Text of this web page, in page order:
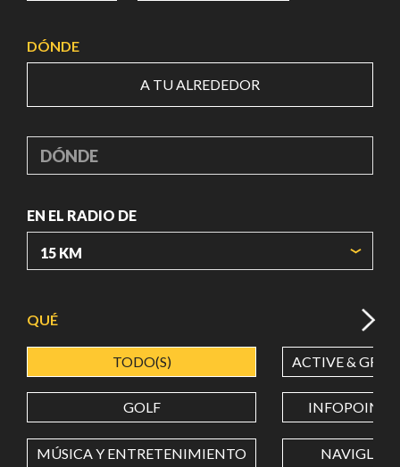
DÓNDE
A TU ALREDEDOR
DÓNDE
EN EL RADIO DE
LONGITUD
QUÉ
TODO(S) ACTIVE &
GOLF INFOPOINT
MÚSICA Y ENTRETENIMIENTO NAVIGLI